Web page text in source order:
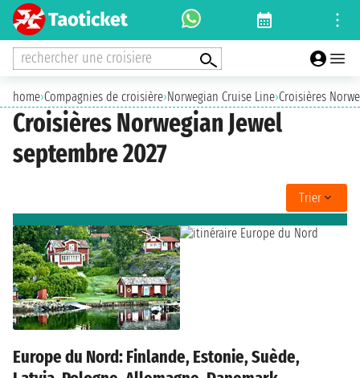
rechercher une croisiere
home›Compagnies de croisière›Norwegian Cruise Line›Croisières
Croisières Norwegian Jewel
septembre 2027
Trier
Europe du Nord: Finlande, Estonie, Suède,